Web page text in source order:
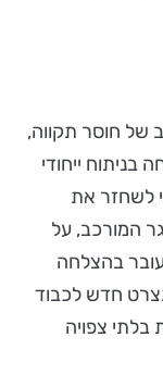
של חוסר תקווה,
ייחודי
לשחזר את
המורכב, על
בהצלחה
חדש לכבוד
צפויה